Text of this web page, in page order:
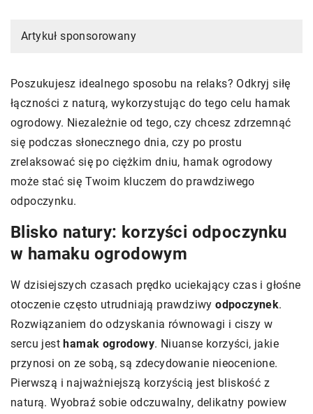
Artykuł sponsorowany
Poszukujesz idealnego sposobu na relaks? Odkryj siłę
łączności z naturą, wykorzystując do tego celu hamak
ogrodowy. Niezależnie od tego, czy chcesz zdrzemnąć
się podczas słonecznego dnia, czy po prostu
zrelaksować się po ciężkim dniu, hamak ogrodowy
może stać się Twoim kluczem do prawdziwego
odpoczynku.
Blisko natury: korzyści odpoczynku
w hamaku ogrodowym
W dzisiejszych czasach prędko uciekający czas i głośne
otoczenie często utrudniają prawdziwyodpoczynek.
Rozwiązaniem do odzyskania równowagi i ciszy w
sercu jesthamak ogrodowy. Niuanse korzyści, jakie
przynosi on ze sobą, są zdecydowanie nieocenione.
Pierwszą i najważniejszą korzyścią jest bliskość z
naturą. Wyobraź sobie odczuwalny, delikatny powiew